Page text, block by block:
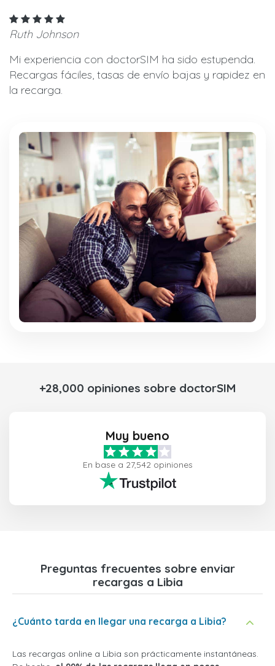
Ruth Johnson
Mi experiencia con doctorSIM ha sido estupenda.
Recargas fáciles, tasas de envío bajas y rapidez en
la recarga.
+28,000 opiniones sobre doctorSIM
Muy bueno
En base a 27,542 opiniones
Preguntas frecuentes sobre enviar
recargas a Libia
¿Cuánto tarda en llegar una recarga a Libia?
Las recargas online a Libia son prácticamente instantáneas.